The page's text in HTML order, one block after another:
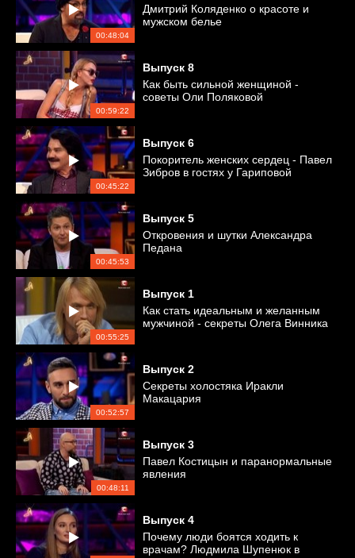
00:48:04
Дмитрий Коляденко о красоте и
мужском белье
00:59:22
Выпуск 8
Как быть сильной женщиной -
советы Оли Поляковой
00:45:22
Выпуск 6
Покоритель женских сердец - Павел
Зибров в гостях у Гариповой
00:45:53
Выпуск 5
Откровения и шутки Александра
Педана
00:55:25
Выпуск 1
Как стать идеальным и желанным
мужчиной - секреты Олега Винника
00:52:57
Выпуск 2
Секреты холостяка Иракли
Макацария
00:48:11
Выпуск 3
Павел Костицын и паранормальные
явления
Выпуск 4
Почему люди боятся ходить к
врачам? Людмила Шупенюк в